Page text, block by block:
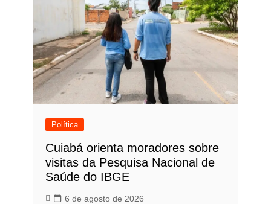
Política
Cuiabá orienta moradores sobre
visitas da Pesquisa Nacional de
Saúde do IBGE
6 de agosto de 2026